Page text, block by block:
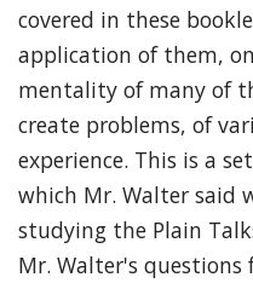
covered in these
application of them,
mentality of many of
create problems, of
experience. This is a
which Mr. Walter said
studying the Plain
Mr. Walter's